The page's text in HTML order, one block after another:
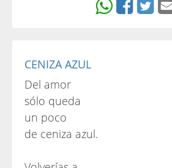
CENIZA AZUL
Del amor
sólo queda
un poco
de ceniza azul.